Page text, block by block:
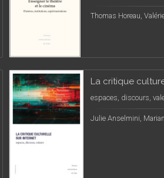
Thomas Horeau,
La critique
espaces, discours,
Julie Anselmini,